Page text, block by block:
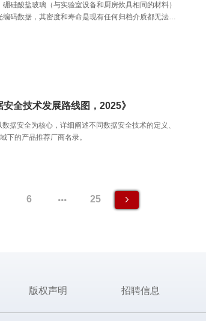
硅酸盐玻璃（与实验室设备和厨房炊具相同的材料）
编码数据，其密度和寿命是现有任何归档介质都无法比
全技术发展路线图，2025》
据安全为核心，详细阐述不同数据安全技术的定义、
下的产品推荐厂商名录。
6 25
版权声明 招聘信息